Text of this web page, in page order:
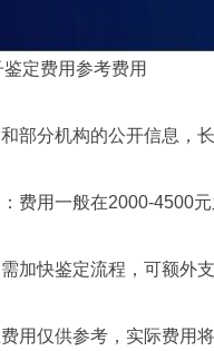
定费用参考费用
分机构的公开信息，长
用一般在2000-4500元
快鉴定流程，可额外支
仅供参考，实际费用将